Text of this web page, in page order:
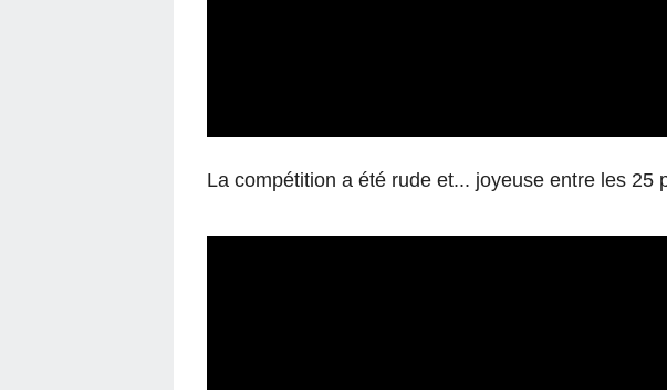
La compétition a été rude et... joyeuse entre les 25